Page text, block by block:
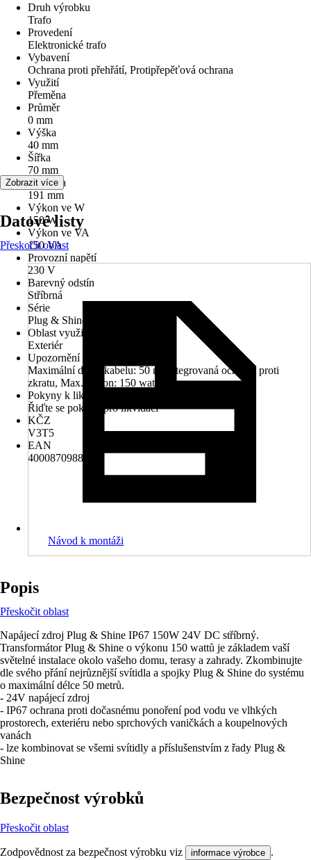
Druh výrobku
Trafo
Provedení
Elektronické trafo
Vybavení
Ochrana proti přehřátí, Protipřepěťová ochrana
Využití
Přeměna
Průměr
0 mm
Výška
40 mm
Šířka
70 mm
Hloubka
191 mm
Výkon ve W
150 W
Výkon ve VA
150 VA
Provozní napětí
230 V
Barevný odstín
Stříbrná
Série
Plug & Shine
Oblast využití
Exteriér
Upozornění
Maximální délka kabelu: 50 m, Integrovaná ochrana proti
zkratu, Max. výkon: 150 wattů
Pokyny k likvidaci
Řiďte se pokyny pro likvidaci
KČZ
V3T5
EAN
4000870988503
Zobrazit více
Datové listy
Přeskočit oblast
Návod k montáži
Popis
Přeskočit oblast
Napájecí zdroj Plug & Shine IP67 150W 24V DC stříbrný.
Transformátor Plug & Shine o výkonu 150 wattů je základem vaší
světelné instalace okolo vašeho domu, terasy a zahrady. Zkombinujte
dle svého přání nejrůznější svítidla a spojky Plug & Shine do systému
o maximální délce 50 metrů.
- 24V napájecí zdroj
- IP67 ochrana proti dočasnému ponoření pod vodu ve vlhkých
prostorech, exteriéru nebo sprchových vaničkách a koupelnových
vanách
- lze kombinovat se všemi svítidly a příslušenstvím z řady Plug &
Shine
Bezpečnost výrobků
Přeskočit oblast
Zodpovědnost za bezpečnost výrobku viz informace výrobce .